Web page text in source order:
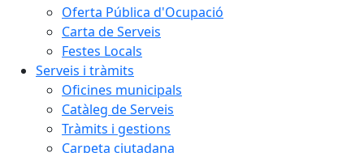
Oferta Pública d'Ocupació
Carta de Serveis
Festes Locals
Serveis i tràmits
Oficines municipals
Catàleg de Serveis
Tràmits i gestions
Carpeta ciutadana